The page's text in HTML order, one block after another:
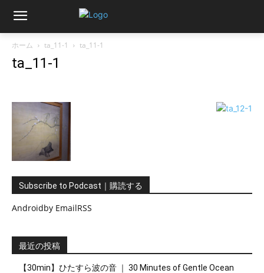
ホーム ta_11-1 ta_11-1
ta_11-1
Subscribe to Podcast｜購読する
Androidby EmailRSS
最近の投稿
【30min】ひたすら波の音 ｜ 30 Minutes of Gentle Ocean